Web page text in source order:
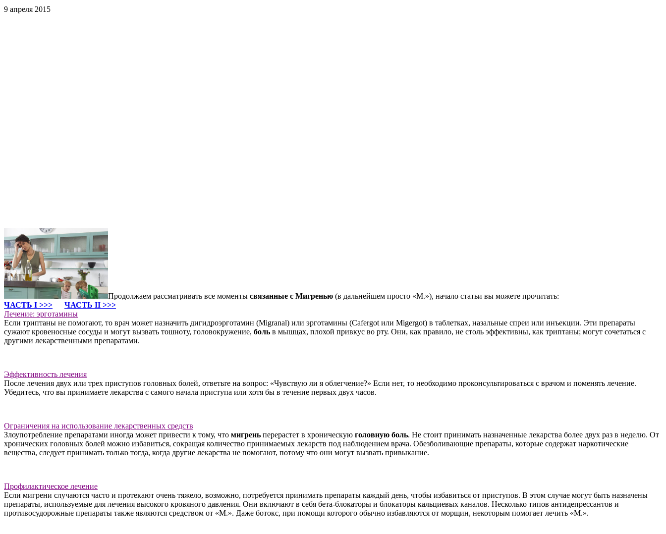
9 апреля 2015
Продолжаем рассматривать все моменты связанные с Мигренью (в дальнейшем просто «М.»), начало статьи вы можете прочитать:
ЧАСТЬ I >>>
ЧАСТЬ II >>>
Лечение: эрготамины
Если триптаны не помогают, то врач может назначить дигидроэрготамин (Migranal) или эрготамины (Cafergot или Migergot) в таблетках, назальные спреи или инъекции. Эти препараты
сужают кровеносные сосуды и могут вызвать тошноту, головокружение, боль в мышцах, плохой привкус во рту. Они, как правило, не столь эффективны, как триптаны; могут сочетаться с
другими лекарственными препаратами.
Эффективность лечения
После лечения двух или трех приступов головных болей, ответьте на вопрос: «Чувствую ли я облегчение?» Если нет, то необходимо проконсультироваться с врачом и поменять лечение.
Убедитесь, что вы принимаете лекарства с самого начала приступа или хотя бы в течение первых двух часов.
Ограничения на использование лекарственных средств
Злоупотребление препаратами иногда может привести к тому, что мигрень перерастет в хроническую головную боль. Не стоит принимать назначенные лекарства более двух раз в неделю. От
хронических головных болей можно избавиться, сокращая количество принимаемых лекарств под наблюдением врача. Обезболивающие препараты, которые содержат наркотические
вещества, следует принимать только тогда, когда другие лекарства не помогают, потому что они могут вызвать привыкание.
Профилактическое лечение
Если мигрени случаются часто и протекают очень тяжело, возможно, потребуется принимать препараты каждый день, чтобы избавиться от приступов. В этом случае могут быть назначены
препараты, используемые для лечения высокого кровяного давления. Они включают в себя бета-блокаторы и блокаторы кальциевых каналов. Несколько типов антидепрессантов и
противосудорожные препараты также являются средством от «М.». Даже ботокс, при помощи которого обычно избавляются от морщин, некоторым помогает лечить «М.».